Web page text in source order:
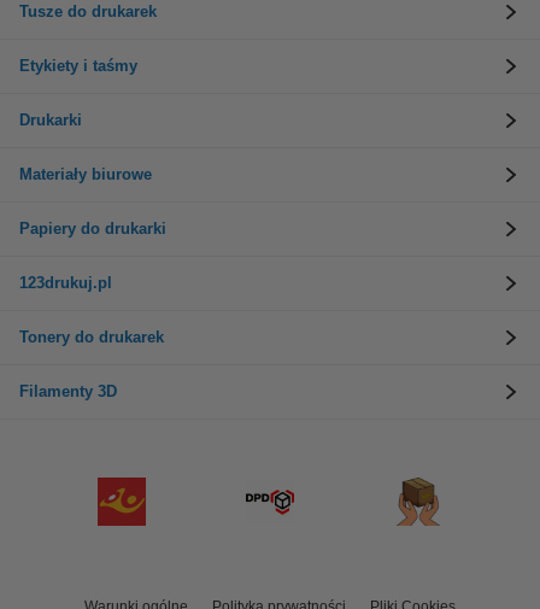
Tusze do drukarek
Etykiety i taśmy
Drukarki
Materiały biurowe
Papiery do drukarki
123drukuj.pl
Tonery do drukarek
Filamenty 3D